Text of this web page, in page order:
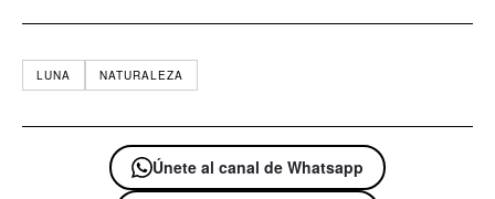
LUNA NATURALEZA
Únete al canal de Whatsapp